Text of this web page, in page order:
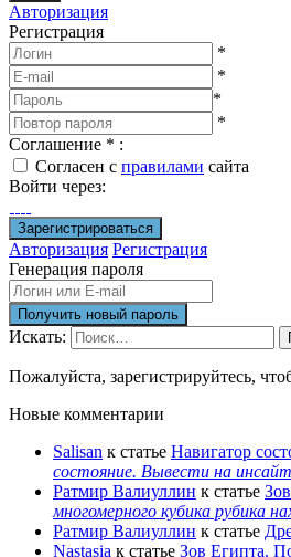
Авторизация
Регистрация
*
*
*
*
Соглашение * :
Согласен с правилами сайта
Войти через:
Авторизация Регистрация
Генерация пароля
Искать:
Пожалуйста, зарегистрируйтесь,
Новые комментарии
Salisan к статье Навигатор
состояние. Вывести на
Ратмир Валиуллин к статье
многомерного кубика рубика
Ратмир Валиуллин к статье
Nastasia к статье Зов Египта.